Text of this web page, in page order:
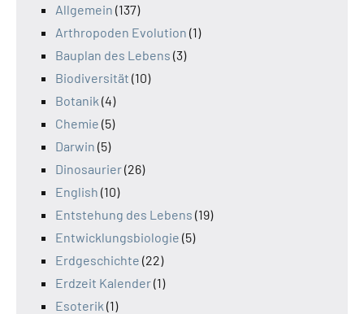
Allgemein (137)
Arthropoden Evolution (1)
Bauplan des Lebens (3)
Biodiversität (10)
Botanik (4)
Chemie (5)
Darwin (5)
Dinosaurier(26)
English (10)
Entstehung des Lebens (19)
Entwicklungsbiologie (5)
Erdgeschichte (22)
Erdzeit Kalender(1)
Esoterik (1)